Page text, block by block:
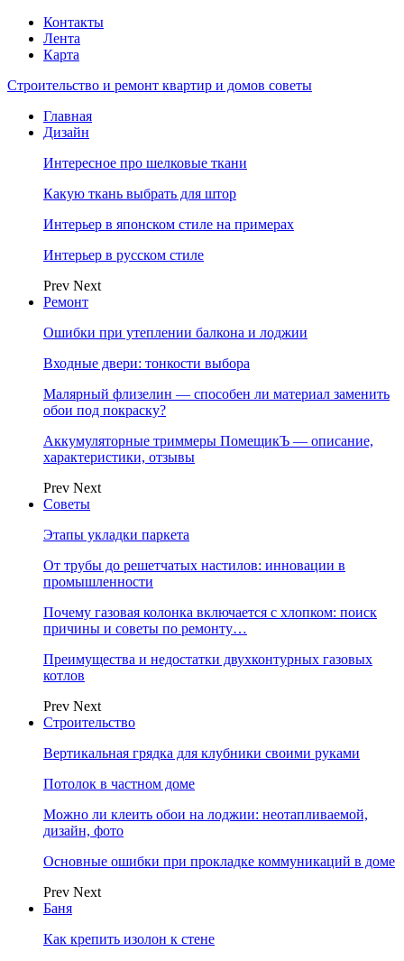
Контакты
Лента
Карта
Строительство и ремонт квартир и домов советы
Главная
Дизайн
Интересное про шелковые ткани
Какую ткань выбрать для штор
Интерьер в японском стиле на примерах
Интерьер в русском стиле
Prev Next
Ремонт
Ошибки при утеплении балкона и лоджии
Входные двери: тонкости выбора
Малярный флизелин — способен ли материал заменить
обои под покраску?
Аккумуляторные триммеры ПомещикЪ — описание,
характеристики, отзывы
Prev Next
Советы
Этапы укладки паркета
От трубы до решетчатых настилов: инновации в
промышленности
Почему газовая колонка включается с хлопком: поиск
причины и советы по ремонту…
Преимущества и недостатки двухконтурных газовых
котлов
Prev Next
Строительство
Вертикальная грядка для клубники своими руками
Потолок в частном доме
Можно ли клеить обои на лоджии: неотапливаемой,
дизайн, фото
Основные ошибки при прокладке коммуникаций в доме
Prev Next
Баня
Как крепить изолон к стене